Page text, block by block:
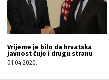
Vrijeme je bilo da hrvatska
javnost čuje i drugu stranu
01.04.2020.